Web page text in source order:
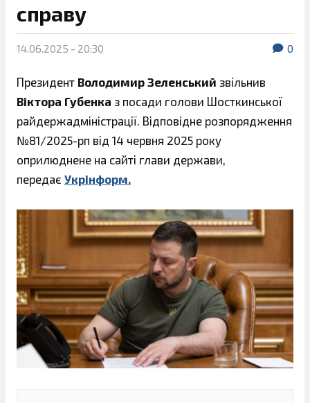
справу
14.06.2025 - 20:30 0
Президент Володимир Зеленський звільнив
Віктора Губенка з посади голови Шосткинської
райдержадміністрації. Відповідне розпорядження
№81/2025-pп від 14 червня 2025 року
оприлюднене на сайті глави держави,
передає Укрінформ.